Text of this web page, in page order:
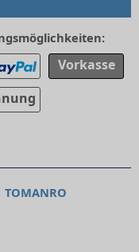
Vorkasse
TOMANRO